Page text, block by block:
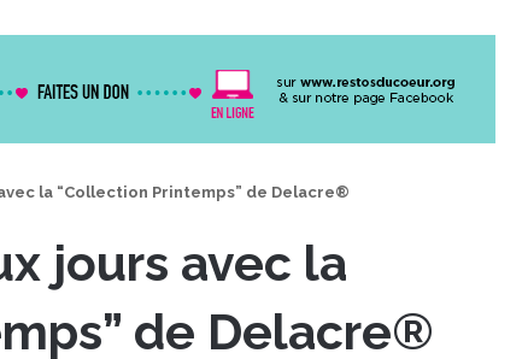
la “Collection Printemps” de Delacre®
jours avec la
de Delacre®